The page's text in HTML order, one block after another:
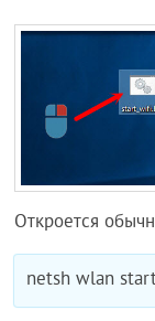
Откроется
netsh wlan